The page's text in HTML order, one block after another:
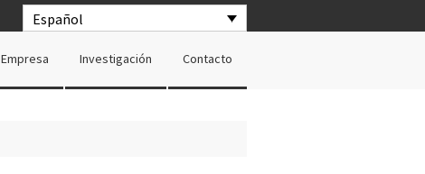
Español
Empresa Investigación Contacto